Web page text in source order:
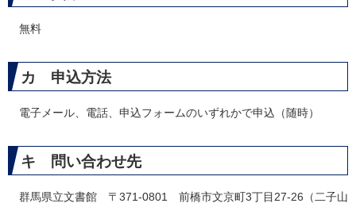
無料
カ 申込方法
電子メール、電話、申込フォームのいずれかで申込（随時）
キ 問い合わせ先
群馬県立文書館 〒371-0801 前橋市文京町3丁目27-26（二子山